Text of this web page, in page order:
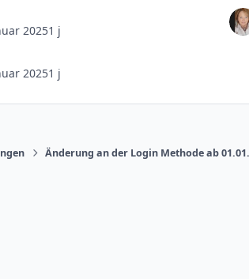
20251 j
20251 j
Änderung an der Login Methode ab